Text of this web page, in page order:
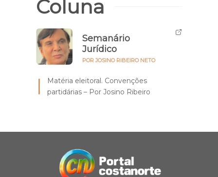
Coluna
Semanário
Jurídico
Matéria eleitoral. Convenções
partidárias – Por Josino Ribeiro